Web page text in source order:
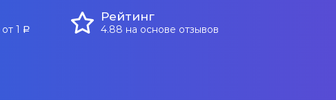
1 a
Рейтинг
4.88 на основе отзывов